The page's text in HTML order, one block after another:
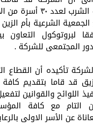
اجراءات توصيل مياه الشرب
الجمعية الشرعية بأم
لبروتوكول التعاون
المجتمعى للشركة .
تأكيده أن القطاع
قد قاما بتقديم
اللوائح والقوانين
التام مع كافة
عن الأسر الاولى